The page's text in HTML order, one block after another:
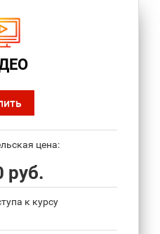
цена:
руб.
к курсу